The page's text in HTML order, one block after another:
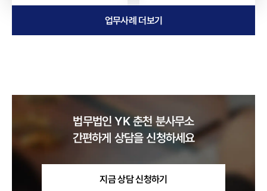
용 사례
업무사례 더보기
법무법인 YK춘천 분사무소
간편하게 상담을 신청하세요
지금 상담 신청하기